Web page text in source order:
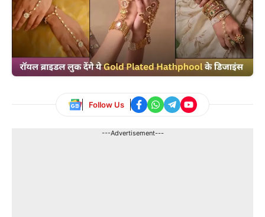
Follow Us
---Advertisement---